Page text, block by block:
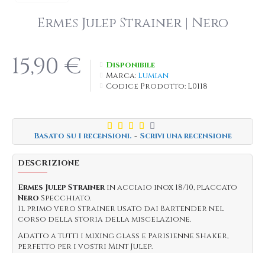
Ermes Julep Strainer | Nero
Basato su 1 recensioni. - Scrivi una recensione
15,90 €
Disponibile
Marca: Lumian
Codice Prodotto: L0118
DESCRIZIONE
Ermes Julep Strainerin acciaio inox 18/10, placcato
Nero Specchiato.
Il primo vero Strainer usato dai Bartender nel
corso della storia della miscelazione.
Adatto a tutti i mixing glass e Parisienne Shaker,
perfetto per i vostri Mint Julep.